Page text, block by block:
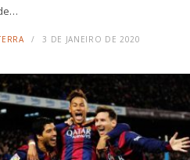
3 DE JANEIRO DE 2020